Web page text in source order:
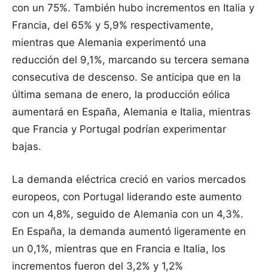
con un 75%. También hubo incrementos en Italia y
Francia, del 65% y 5,9% respectivamente,
mientras que Alemania experimentó una
reducción del 9,1%, marcando su tercera semana
consecutiva de descenso. Se anticipa que en la
última semana de enero, la producción eólica
aumentará en España, Alemania e Italia, mientras
que Francia y Portugal podrían experimentar
bajas.
La demanda eléctrica creció en varios mercados
europeos, con Portugal liderando este aumento
con un 4,8%, seguido de Alemania con un 4,3%.
En España, la demanda aumentó ligeramente en
un 0,1%, mientras que en Francia e Italia, los
incrementos fueron del 3,2% y 1,2%